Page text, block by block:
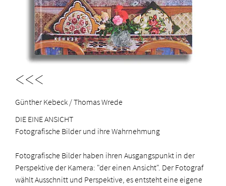
<<<
Günther Kebeck / Thomas Wrede
DIE EINE ANSICHT
Fotografische Bilder und ihre Wahrnehmung
Fotografische Bilder haben ihren Ausgangspunkt in der
Perspektive der Kamera: "der einen Ansicht". Der Fotograf
wählt Ausschnitt und Perspektive, es entsteht eine eigene